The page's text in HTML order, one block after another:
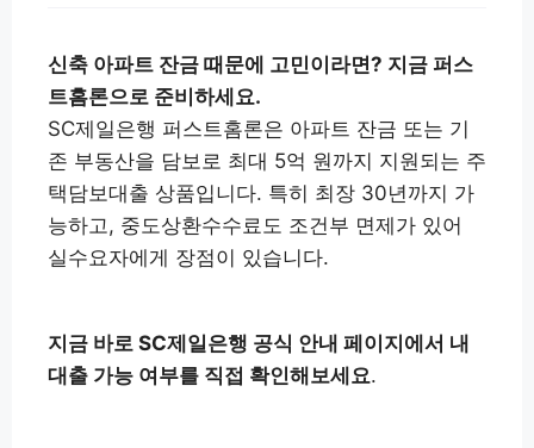
신축 아파트 잔금 때문에 고민이라면? 지금 퍼스
트홈론으로 준비하세요.
SC제일은행 퍼스트홈론은 아파트 잔금 또는 기
존 부동산을 담보로 최대 5억 원까지 지원되는 주
택담보대출 상품입니다. 특히 최장 30년까지 가
능하고, 중도상환수수료도 조건부 면제가 있어
실수요자에게 장점이 있습니다.
지금 바로 SC제일은행 공식 안내 페이지에서 내
대출 가능 여부를 직접 확인해보세요.